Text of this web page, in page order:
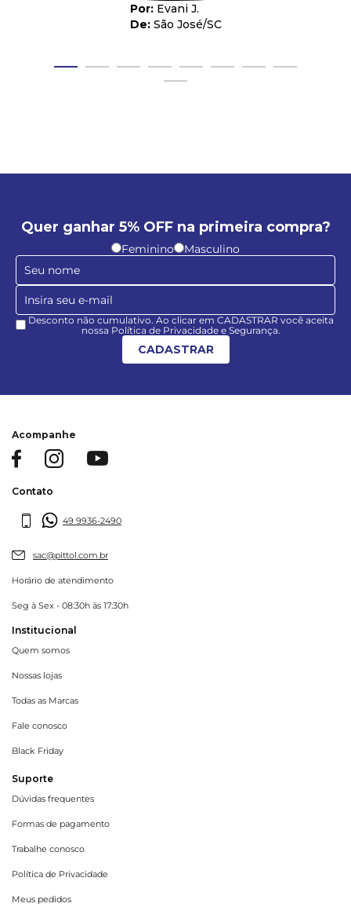
Evani J.
São José/SC
Quer ganhar 5% OFF na primeira compra?
Feminino Masculino
Desconto não cumulativo. Ao clicar em CADASTRAR você aceita
nossa Política de Privacidade e Segurança.
CADASTRAR
Acompanhe
Contato
49 9936-2490
sac@pittol.com.br
Horário de atendimento
Seg à Sex - 08:30h às 17:30h
Institucional
Quem somos
Nossas lojas
Todas as Marcas
Fale conosco
Black Friday
Suporte
Dúvidas frequentes
Formas de pagamento
Trabalhe conosco
Política de Privacidade
Meus pedidos